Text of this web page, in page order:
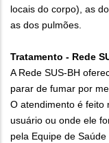
locais do corpo), as
as dos pulmões.
Tratamento - Rede
A Rede SUS-BH
parar de fumar por
O atendimento é feito
usuário ou onde ele
pela Equipe de